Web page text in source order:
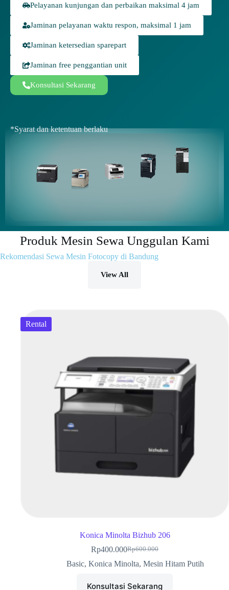
Pelayanan kunjungan dan perbaikan maksimal 4 jam
Jaminan pelayanan waktu respon, maksimal 1 jam
Jaminan ketersedian sparepart
Jaminan free penggantian unit
Konsultasi Sekarang
*Syarat dan ketentuan berlaku
Produk Mesin Sewa Unggulan Kami
Rekomendasi Sewa Mesin Fotocopy di Bandung
View All
Rental
Konica Minolta Bizhub 206
Rp600.000
Rp400.000
Basic, Konica Minolta, Mesin Hitam Putih
Konsultasi Sekarang